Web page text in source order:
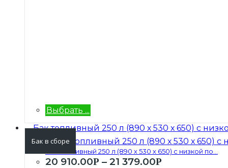
Выбрать ...
Бак в сборе
Бак топливный 250 л (890 х 530 х 650) с низкой по...
20 910.00Р – 21 379.00Р